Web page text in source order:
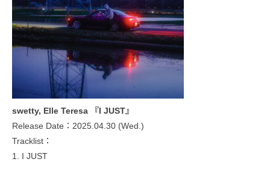
swetty, Elle Teresa 『I JUST』
Release Date：2025.04.30 (Wed.)
Tracklist：
1. I JUST